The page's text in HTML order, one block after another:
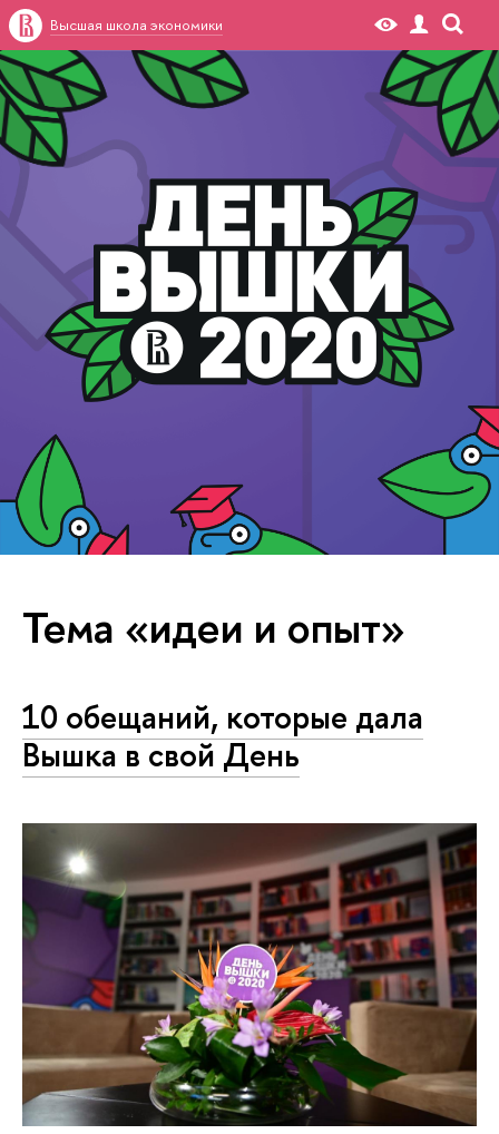
Высшая школа экономики
Тема «идеи и опыт»
10 обещаний, которые дала
Вышка в свой День